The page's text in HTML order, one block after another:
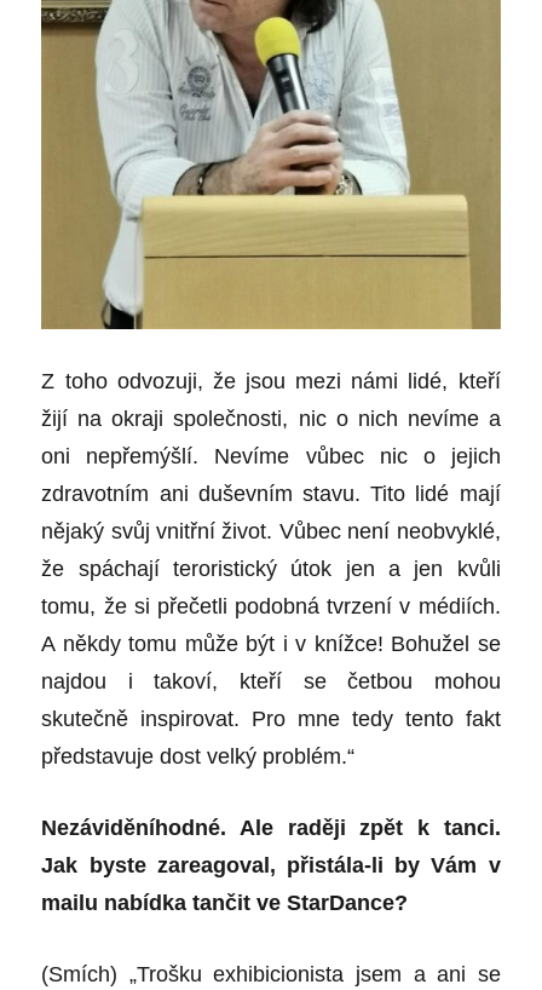
Z toho odvozuji, že jsou mezi námi lidé, kteří
žijí na okraji společnosti, nic o nich nevíme a
oni nepřemýšlí. Nevíme vůbec nic o jejich
zdravotním ani duševním stavu. Tito lidé mají
nějaký svůj vnitřní život. Vůbec není neobvyklé,
že spáchají teroristický útok jen a jen kvůli
tomu, že si přečetli podobná tvrzení v médiích.
A někdy tomu může být i v knížce! Bohužel se
najdou i takoví, kteří se četbou mohou
skutečně inspirovat. Pro mne tedy tento fakt
představuje dost velký problém.“
Nezáviděníhodné. Ale raději zpět k tanci.
Jak byste zareagoval, přistála-li by Vám v
mailu nabídka tančit ve StarDance?
(Smích) „Trošku exhibicionista jsem a ani se